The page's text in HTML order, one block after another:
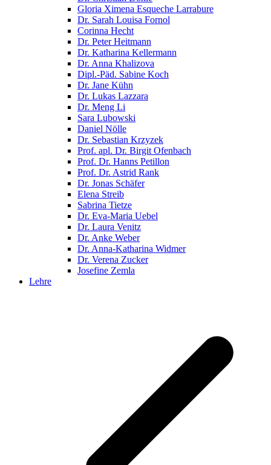
Gloria Ximena Esqueche Larrabure
Dr. Sarah Louisa Fornol
Corinna Hecht
Dr. Peter Heitmann
Dr. Katharina Kellermann
Dr. Anna Khalizova
Dipl.-Päd. Sabine Koch
Dr. Jane Kühn
Dr. Lukas Lazzara
Dr. Meng Li
Sara Lubowski
Daniel Nölle
Dr. Sebastian Krzyzek
Prof. apl. Dr. Birgit Ofenbach
Prof. Dr. Hanns Petillon
Prof. Dr. Astrid Rank
Dr. Jonas Schäfer
Elena Streib
Sabrina Tietze
Dr. Eva-Maria Uebel
Dr. Laura Venitz
Dr. Anke Weber
Dr. Anna-Katharina Widmer
Dr. Verena Zucker
Josefine Zemla
Lehre